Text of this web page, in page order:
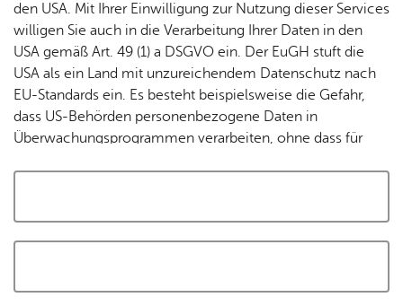
Cookies akzeptieren und Karte laden
den USA. Mit Ihrer Einwilligung zur Nutzung dieser Services
willigen Sie auch in die Verarbeitung Ihrer Daten in den
USA gemäß Art. 49 (1) a DSGVO ein. Der EuGH stuft die
USA als ein Land mit unzureichendem Datenschutz nach
EU-Standards ein. Es besteht beispielsweise die Gefahr,
dass US-Behörden personenbezogene Daten in
Überwachungsprogrammen verarbeiten, ohne dass für